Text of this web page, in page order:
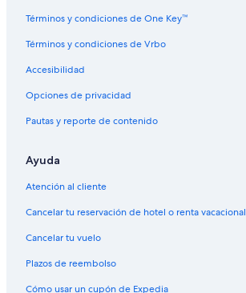
Términos y condiciones de One Key™
Términos y condiciones de Vrbo
Accesibilidad
Opciones de privacidad
Pautas y reporte de contenido
Ayuda
Atención al cliente
Cancelar tu reservación de hotel o renta vacacional
Cancelar tu vuelo
Plazos de reembolso
Cómo usar un cupón de Expedia